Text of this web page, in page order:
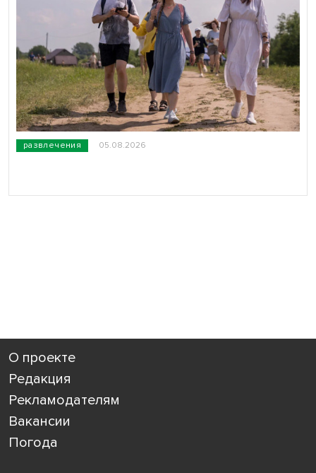
развлечения 05.08.2026
О проекте
Редакция
Рекламодателям
Вакансии
Погода